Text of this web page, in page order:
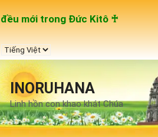
mới trong Đức Kitô ♰
Chọn
một
ngôn
ngữINORUHANA
Linh hồn con khao khát Chúa